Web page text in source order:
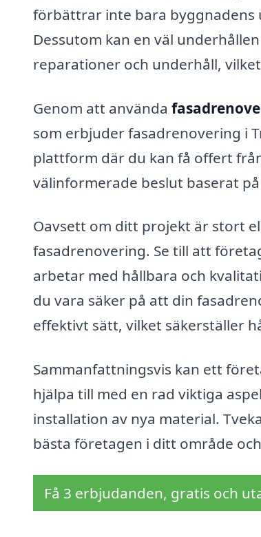
förbättrar inte bara byggnadens
Dessutom kan en väl
reparationer och underhåll,
Genom att använda
som erbjuder fasadrenovering i
plattform där du kan få offert
välinformerade beslut baserat
Oavsett om ditt projekt är stort
fasadrenovering. Se till att
arbetar med hållbara och
du vara säker på att din
effektivt sätt, vilket säkerställer
Sammanfattningsvis kan ett
hjälpa till med en rad viktiga
installation av nya material.
bästa företagen i ditt område
Få 3 erbjudanden, gratis och